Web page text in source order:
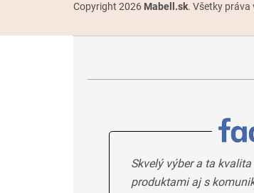
Copyright 2026 Mabell.sk. Všetky práva
Skvelý výber a ta
produktami aj s